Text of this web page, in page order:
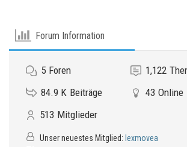
Forum Information
5 Foren 1,122
84.9 K Beiträge 43 Online
513 Mitglieder
Unser neuestes Mitglied: lexmovea